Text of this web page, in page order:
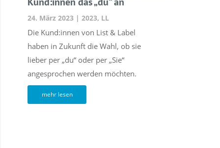
24. März 2023 | 2023, LL
Die Kund:innen von List & Label
haben in Zukunft die Wahl, ob sie
lieber per „du“ oder per „Sie“
angesprochen werden möchten.
mehr lesen